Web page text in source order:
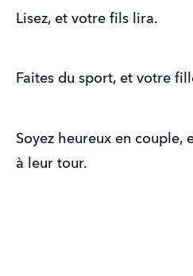
Lisez, et votre fils lira.
Faites du sport, et votre
Soyez heureux en couple,
à leur tour.